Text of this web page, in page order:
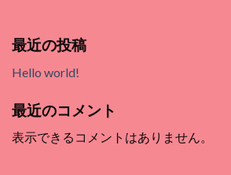
最近の投稿
Hello world!
最近のコメント
表示できるコメントはありません。